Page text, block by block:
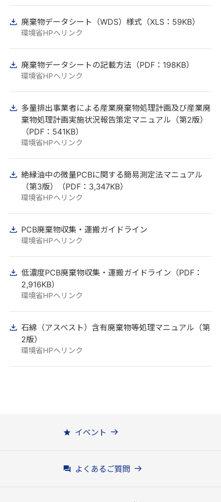
廃棄物データシート（WDS）様式（XLS：59KB）
環境省HPへリンク
廃棄物データシートの記載方法（PDF：198KB）
環境省HPへリンク
多量排出事業者による産業廃棄物処理計画及び産業廃
棄物処理計画実施状況報告策定マニュアル（第2版）
（PDF：541KB）
環境省HPへリンク
絶縁油中の微量PCBに関する簡易測定法マニュアル
（第3版）（PDF：3,347KB）
環境省HPへリンク
PCB廃棄物収集・運搬ガイドライン
環境省HPへリンク
低濃度PCB廃棄物収集・運搬ガイドライン（PDF：
2,916KB）
環境省HPへリンク
石綿（アスベスト）含有廃棄物等処理マニュアル（第
2版）
環境省HPへリンク
イベント
よくあるご質問